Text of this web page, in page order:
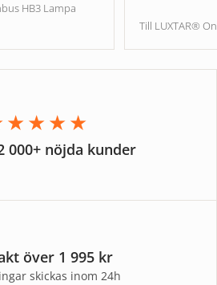
HB3 Lampa
Till LUXTAR®
000+ nöjda kunder
över 1 995 kr
skickas inom 24h